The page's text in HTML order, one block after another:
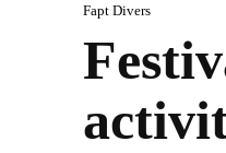
Fapt Divers